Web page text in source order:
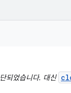
되었습니다. 대신